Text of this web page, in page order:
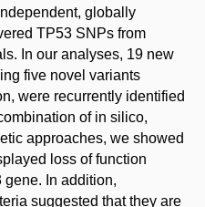
globally
TP53 SNPs from
In our analyses, 19 new
five novel variants
were recurrently identified
of in silico,
approaches, we showed
loss of function
gene. In addition,
suggested that they are